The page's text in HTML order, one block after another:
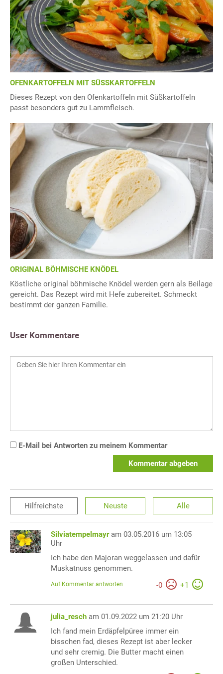
OFENKARTOFFELN MIT SÜSSKARTOFFELN
Dieses Rezept von den Ofenkartoffeln mit Süßkartoffeln
passt besonders gut zu Lammfleisch.
ORIGINAL BÖHMISCHE KNÖDEL
Köstliche original böhmische Knödel werden gern als Beilage
gereicht. Das Rezept wird mit Hefe zubereitet. Schmeckt
bestimmt der ganzen Familie.
User Kommentare
E-Mail bei Antworten zu meinem Kommentar
Kommentar abgeben
Hilfreichste Neuste Alle
Silviatempelmayr am 03.05.2016 um 13:05
Uhr
Ich habe den Majoran weggelassen und dafür
Muskatnuss genommen.
-0 +1
Auf Kommentar antworten
julia_resch am 01.09.2022 um 21:20 Uhr
Ich fand mein Erdäpfelpüree immer ein
bisschen fad, dieses Rezept ist aber lecker
und sehr cremig. Die Butter macht einen
großen Unterschied.